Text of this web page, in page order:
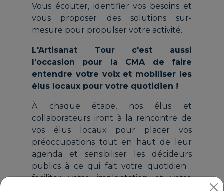
Vous écouter, identifier vos besoins et
vous proposer des solutions sur-
mesure pour propulser votre activité.
L'Artisanat Tour c'est aussi
l'occasion pour la CMA de faire
entendre votre voix et mobiliser les
élus locaux pour votre quotidien !
À chaque étape, nos élus et
collaborateurs iront à la rencontre de
vos élus locaux pour placer vos
préoccupations tout en haut de leur
agenda et sensibiliser les décideurs
publics à ce qui fait votre quotidien :
faciliter votre implantation et votre